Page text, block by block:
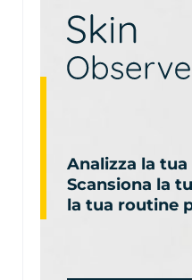
Analizza la tua
Scansiona la
la tua routine